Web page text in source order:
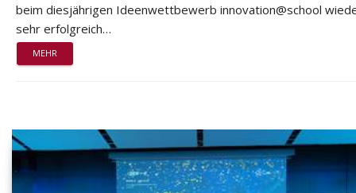
beim diesjährigen Ideenwettbewerb innovation@school
sehr erfolgreich…
MEHR